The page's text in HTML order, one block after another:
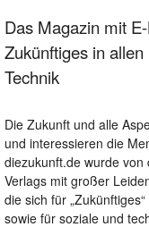
Das Magazin mit
Zukünftiges in
Technik
Die Zukunft und alle
und interessieren die
diezukunft.de wurde
Verlags mit großer
die sich für
sowie für soziale und